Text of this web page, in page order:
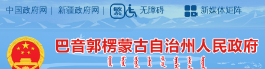
中国政府网 ｜新疆政府网 ｜ 无障碍 新媒体矩阵